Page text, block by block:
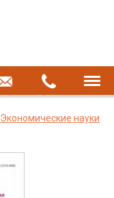
Экономические науки